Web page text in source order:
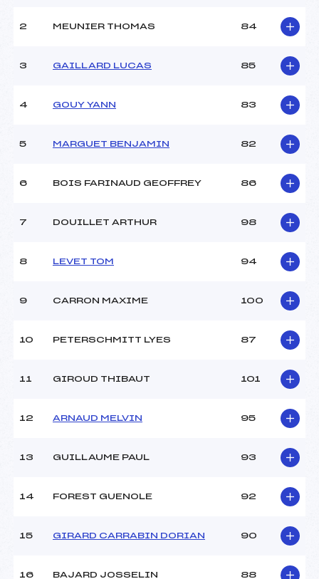
Site de Replis
5 km
Point Bas :
-1
MIN
2 MEUNIER THOMAS 84
3 GAILLARD LUCAS 85
4 GOUY YANN 83
5 MARGUET BENJAMIN 82
6 BOIS FARINAUD GEOFFREY 86
7 DOUILLET ARTHUR 98
8 LEVET TOM 94
9 CARRON MAXIME 100
10 PETERSCHMITT LYES 87
11 GIROUD THIBAUT 101
12 ARNAUD MELVIN 95
13 GUILLAUME PAUL 93
14 FOREST GUENOLE 92
15 GIRARD CARRABIN DORIAN 90
16 BAJARD JOSSELIN 88